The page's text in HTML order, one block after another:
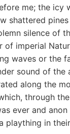
me; the icy
shattered
silence of
of imperial
waves or the
sound of the
along the
through
ever and
plaything in